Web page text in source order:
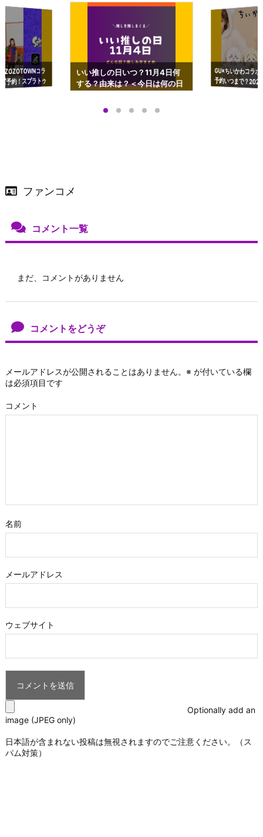
コラ
予約！スプラトゥ
ップも渋谷Hz
いい推しの日いつ？11月4日何
する？由来は？＜今日は何の日
GU×ちいかわコラ
予約いつまで？
ーチやショルダー
ファンコメ
コメント一覧
まだ、コメントがありません
コメントをどうぞ
メールアドレスが公開されることはありません。 ※ が付いている欄
は必須項目です
コメント
名前
メールアドレス
ウェブサイト
Optionally add an
image (JPEG only)
日本語が含まれない投稿は無視されますのでご注意ください。（ス
パム対策）